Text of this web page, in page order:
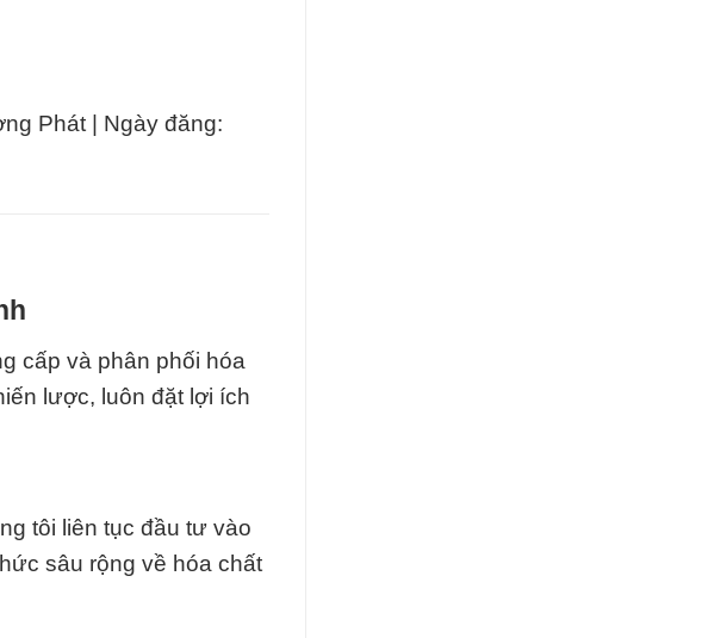
Phát | Ngày đăng:
cấp và phân phối hóa
lược, luôn đặt lợi ích
tôi liên tục đầu tư vào
sâu rộng về hóa chất